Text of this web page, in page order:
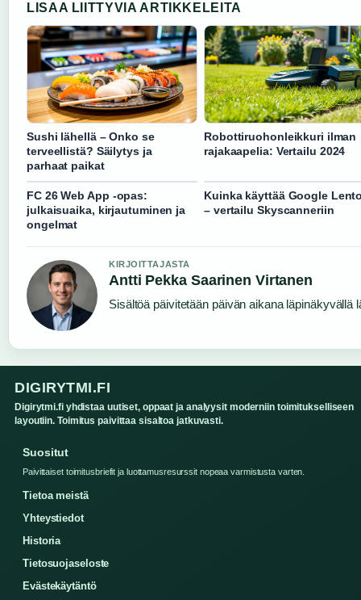
LISAA LIITTYVIA ARTIKKELEITA
Sushi lähellä – Onko se
terveellistä? Säilytys ja
parhaat paikat
Robottiruohonleikkuri ilman
rajakaapelia: Vertailu 2024
FC 26 Web App -opas:
julkaisuaika, kirjautuminen ja
ongelmat
Kuinka käyttää Google
– vertailu Skyscanneriin
KIRJOITTAJASTA
Antti Pekka Saarinen Virtanen
Sisältöä päivitetään päivän aikana läpinäkyvällä
DIGIRYTMI.FI
Digirytmi.fi yhdistaa uutiset, oppaat ja analyysit moderniin toimitukselliseen
layoutiin. Toimitus paivittaa sisaltoa jatkuvasti.
Suositut
Paivittaiset toimitusbriefit ja luottamusresurssit nopeaa varmistusta varten.
Tietoa meistä
Yhteystiedot
Historia
Tietosuojaseloste
Evästekäytäntö